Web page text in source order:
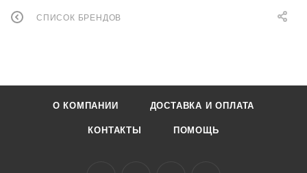
СПИСОК БРЕНДОВ
О КОМПАНИИ ДОСТАВКА И ОПЛАТА
КОНТАКТЫ ПОМОЩЬ